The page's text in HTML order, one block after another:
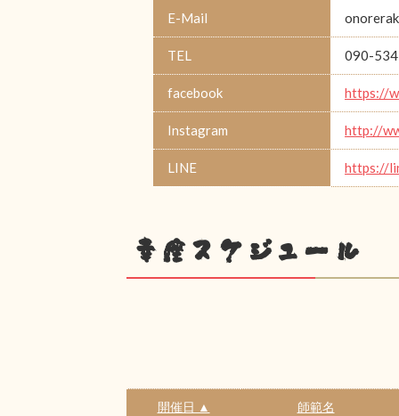
E-Mail
TEL 090-
facebook https://
Instagram http://
LINE https://
幸座スケジュール
開催日 ▲ 師範名